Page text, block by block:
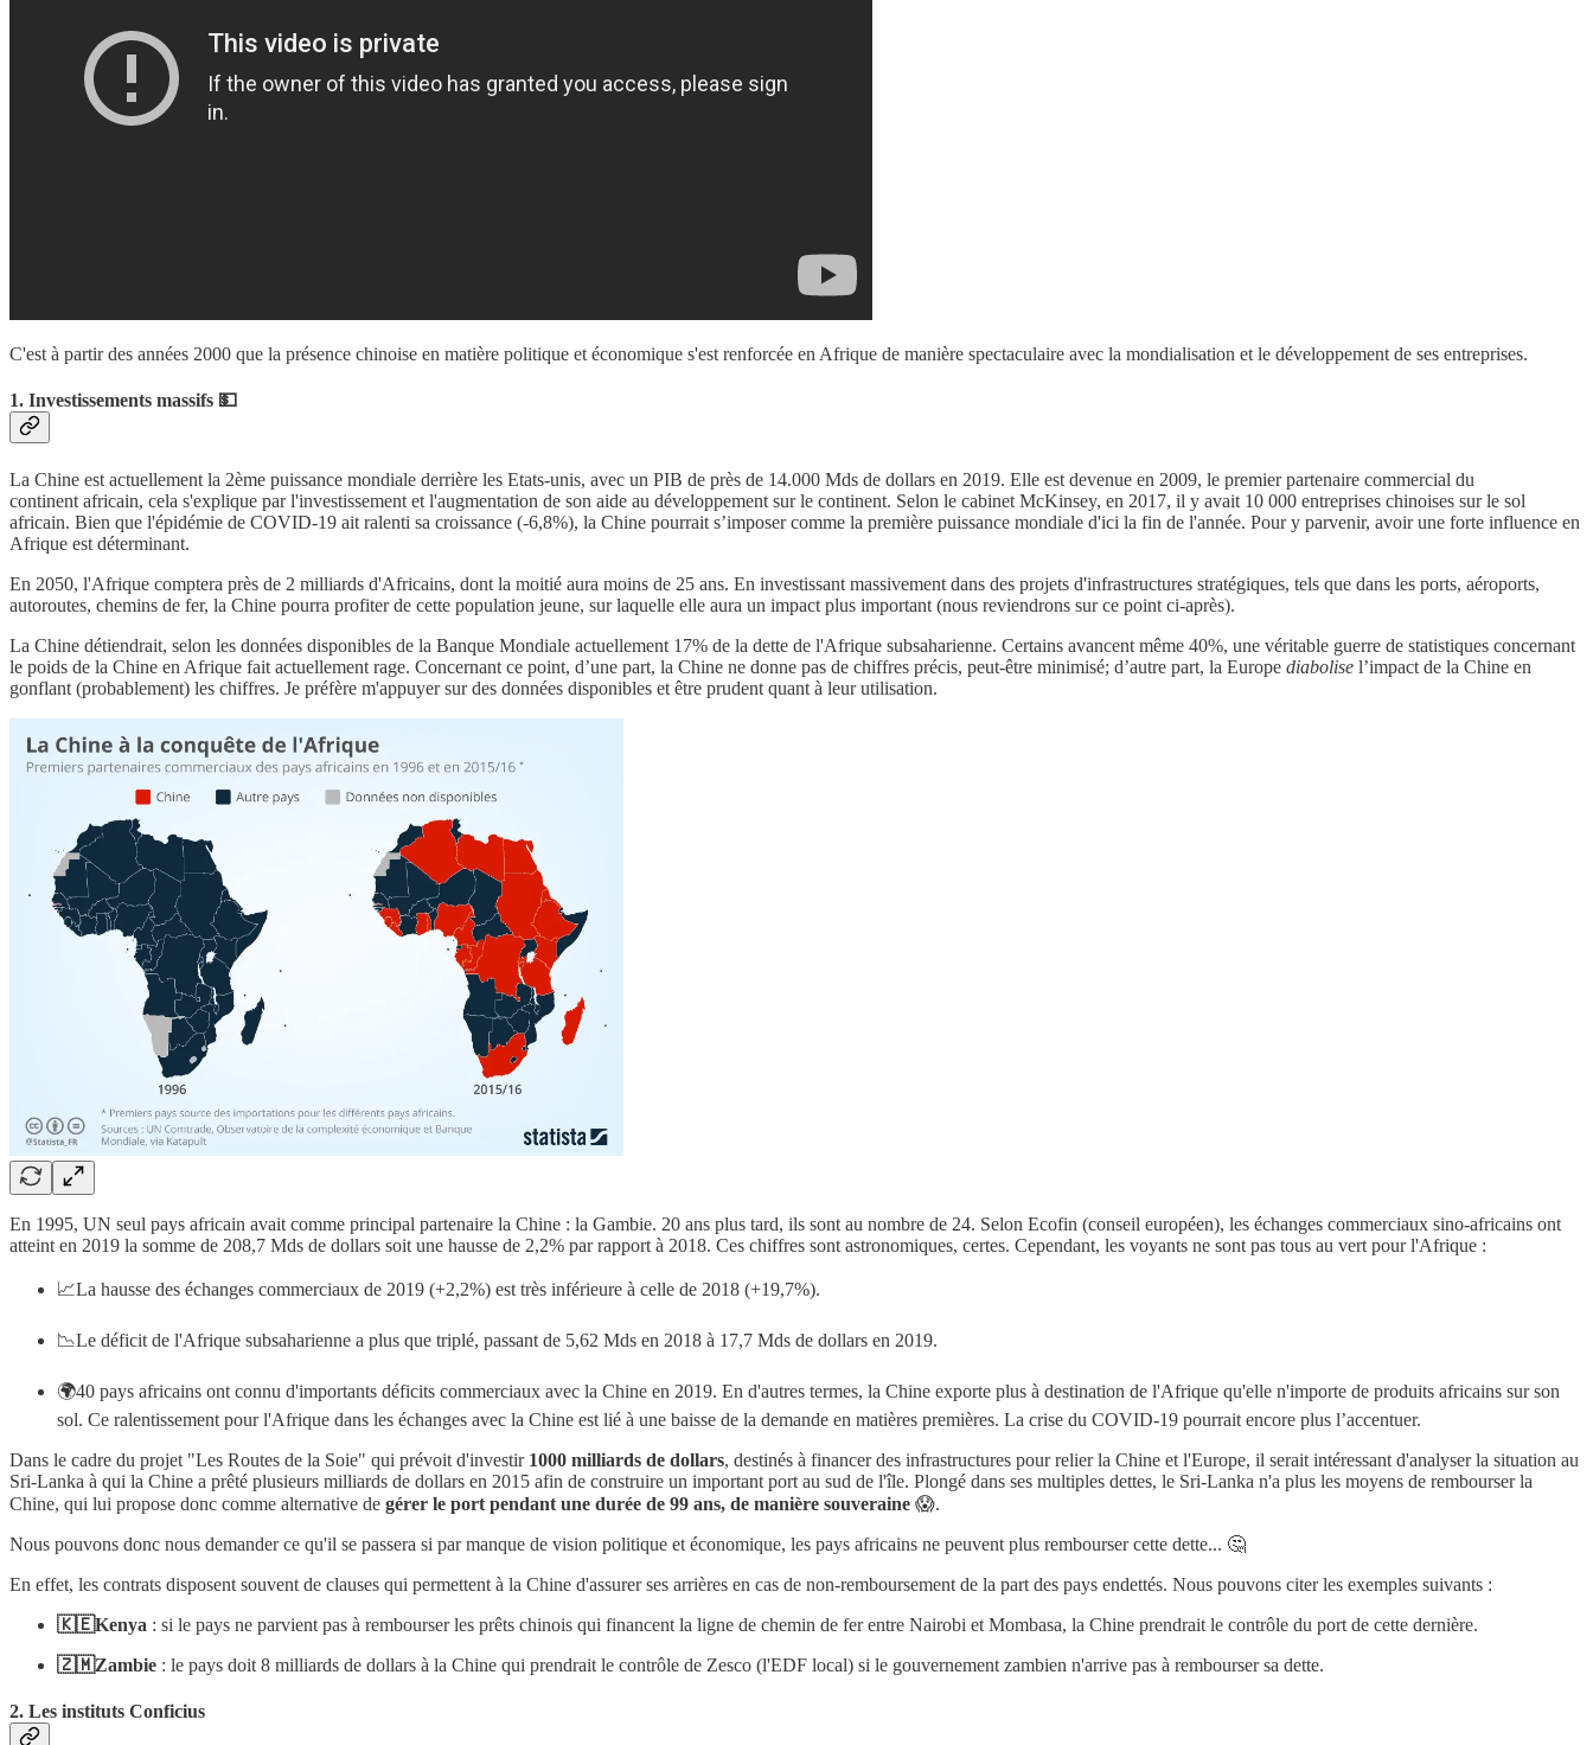
C'est à partir des années 2000 que la présence chinoise en matière politique et économique s'est renforcée en Afrique de manière spectaculaire avec la mondialisation et le développement de ses entreprises.
1. Investissements massifs 💵
La Chine est actuellement la 2ème puissance mondiale derrière les Etats-unis, avec un PIB de près de 14.000 Mds de dollars en 2019. Elle est devenue en 2009, le premier partenaire commercial du
continent africain, cela s'explique par l'investissement et l'augmentation de son aide au développement sur le continent. Selon le cabinet McKinsey, en 2017, il y avait 10 000 entreprises chinoises sur le sol
africain. Bien que l'épidémie de COVID-19 ait ralenti sa croissance (-6,8%), la Chine pourrait s’imposer comme la première puissance mondiale d'ici la fin de l'année. Pour y parvenir, avoir une forte influence en
Afrique est déterminant.
En 2050, l'Afrique comptera près de 2 milliards d'Africains, dont la moitié aura moins de 25 ans. En investissant massivement dans des projets d'infrastructures stratégiques, tels que dans les ports, aéroports,
autoroutes, chemins de fer, la Chine pourra profiter de cette population jeune, sur laquelle elle aura un impact plus important (nous reviendrons sur ce point ci-après).
La Chine détiendrait, selon les données disponibles de la Banque Mondiale actuellement 17% de la dette de l'Afrique subsaharienne. Certains avancent même 40%, une véritable guerre de statistiques concernant
le poids de la Chine en Afrique fait actuellement rage. Concernant ce point, d’une part, la Chine ne donne pas de chiffres précis, peut-être minimisé; d’autre part, la Europe diabolise l’impact de la Chine en
gonflant (probablement) les chiffres. Je préfère m'appuyer sur des données disponibles et être prudent quant à leur utilisation.
En 1995, UN seul pays africain avait comme principal partenaire la Chine : la Gambie. 20 ans plus tard, ils sont au nombre de 24. Selon Ecofin (conseil européen), les échanges commerciaux sino-africains ont
atteint en 2019 la somme de 208,7 Mds de dollars soit une hausse de 2,2% par rapport à 2018. Ces chiffres sont astronomiques, certes. Cependant, les voyants ne sont pas tous au vert pour l'Afrique :
📈La hausse des échanges commerciaux de 2019 (+2,2%) est très inférieure à celle de 2018 (+19,7%).
📉Le déficit de l'Afrique subsaharienne a plus que triplé, passant de 5,62 Mds en 2018 à 17,7 Mds de dollars en 2019.
🌍40 pays africains ont connu d'importants déficits commerciaux avec la Chine en 2019. En d'autres termes, la Chine exporte plus à destination de l'Afrique qu'elle n'importe de produits africains sur son
sol. Ce ralentissement pour l'Afrique dans les échanges avec la Chine est lié à une baisse de la demande en matières premières. La crise du COVID-19 pourrait encore plus l’accentuer.
Dans le cadre du projet "Les Routes de la Soie" qui prévoit d'investir 1000 milliards de dollars, destinés à financer des infrastructures pour relier la Chine et l'Europe, il serait intéressant d'analyser la situation au
Sri-Lanka à qui la Chine a prêté plusieurs milliards de dollars en 2015 afin de construire un important port au sud de l'île. Plongé dans ses multiples dettes, le Sri-Lanka n'a plus les moyens de rembourser la
Chine, qui lui propose donc comme alternative de gérer le port pendant une durée de 99 ans, de manière souveraine 😱.
Nous pouvons donc nous demander ce qu'il se passera si par manque de vision politique et économique, les pays africains ne peuvent plus rembourser cette dette... 🤔
En effet, les contrats disposent souvent de clauses qui permettent à la Chine d'assurer ses arrières en cas de non-remboursement de la part des pays endettés. Nous pouvons citer les exemples suivants :
🇰🇪Kenya : si le pays ne parvient pas à rembourser les prêts chinois qui financent la ligne de chemin de fer entre Nairobi et Mombasa, la Chine prendrait le contrôle du port de cette dernière.
🇿🇲Zambie : le pays doit 8 milliards de dollars à la Chine qui prendrait le contrôle de Zesco (l'EDF local) si le gouvernement zambien n'arrive pas à rembourser sa dette.
2. Les instituts Conficius